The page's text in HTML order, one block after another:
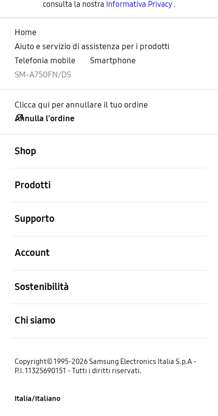
consulta la nostra Informativa Privacy.
Home
Aiuto e servizio di assistenza per i prodotti
Telefonia mobile
Smartphone
SM-A750FN/DS
Clicca qui per annullare il tuo ordine
Annulla l'ordine
Shop
Prodotti
Supporto
Account
Sostenibilità
Chi siamo
Copyright© 1995-2026 Samsung Electronics Italia S.p.A -
P.I. 11325690151 - Tutti i diritti riservati.
Italia/Italiano